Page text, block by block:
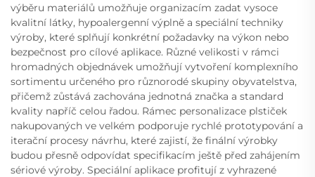
výběru materiálů umožňuje organizacím zadat vysoce
kvalitní látky, hypoalergenní výplně a speciální techniky
výroby, které splňují konkrétní požadavky na výkon nebo
bezpečnost pro cílové aplikace. Různé velikosti v rámci
hromadných objednávek umožňují vytvoření komplexního
sortimentu určeného pro různorodé skupiny obyvatelstva,
přičemž zůstává zachována jednotná značka a standard
kvality napříč celou řadou. Rámec personalizace plstiček
nakupovaných ve velkém podporuje rychlé prototypování a
iterační procesy návrhu, které zajistí, že finální výrobky
budou přesně odpovídat specifikacím ještě před zahájením
sériové výroby. Speciální aplikace profitují z vyhrazené